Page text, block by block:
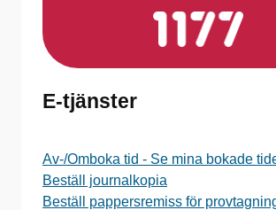
E-tjänster
Av-/Omboka tid - Se mina bokade
Beställ journalkopia
Beställ pappersremiss för